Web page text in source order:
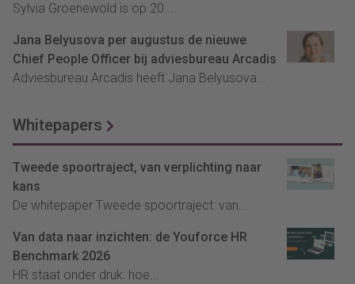
Sylvia Groenewold is op 20...
Jana Belyusova per augustus de nieuwe
Chief People Officer bij adviesbureau Arcadis
Adviesbureau Arcadis heeft Jana Belyusova...
Whitepapers
Tweede spoortraject, van verplichting naar
kans
De whitepaper Tweede spoortraject: van...
Van data naar inzichten: de Youforce HR
Benchmark 2026
HR staat onder druk: hoe...